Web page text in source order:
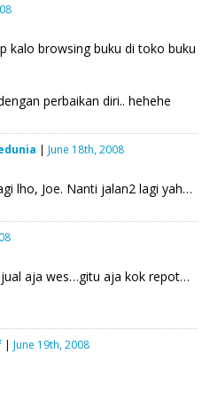
kalo browsing buku di toko buku
perbaikan diri.. hehehe
| June 18th, 2008
lho, Joe. Nanti jalan2 lagi yah…
aja wes…gitu aja kok repot…
| June 19th, 2008